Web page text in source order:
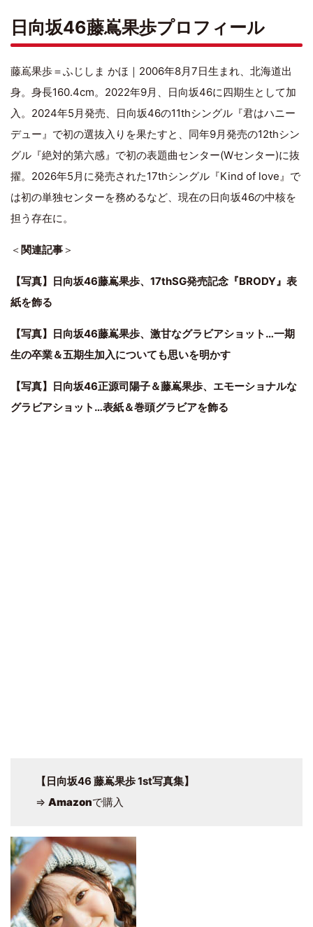
日向坂46藤嶌果歩プロフィール
藤嶌果歩＝ふじしま かほ｜2006年8月7日生まれ、北海道出
身。身長160.4cm。2022年9月、日向坂46に四期生として加
入。2024年5月発売、日向坂46の11thシングル『君はハニー
デュー』で初の選抜入りを果たすと、同年9月発売の12thシン
グル『絶対的第六感』で初の表題曲センター(Wセンター)に抜
擢。2026年5月に発売された17thシングル『Kind of love』で
は初の単独センターを務めるなど、現在の日向坂46の中核を
担う存在に。
＜関連記事＞
【写真】日向坂46藤嶌果歩、17thSG発売記念『BRODY』表
紙を飾る
【写真】日向坂46藤嶌果歩、激甘なグラビアショット…一期
生の卒業＆五期生加入についても思いを明かす
【写真】日向坂46正源司陽子＆藤嶌果歩、エモーショナルな
グラビアショット…表紙＆巻頭グラビアを飾る
【日向坂46 藤嶌果歩 1st写真集】
⇒ Amazonで購入